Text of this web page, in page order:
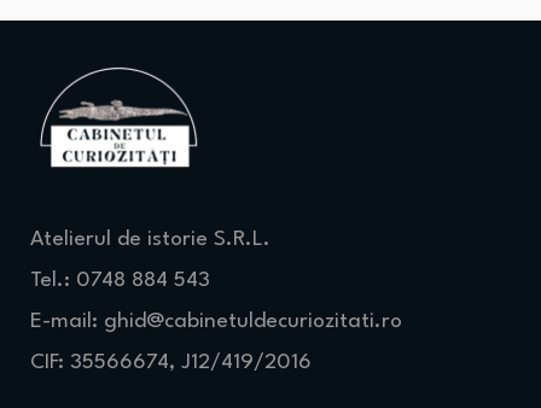
Atelierul de istorie S.R.L.
Tel.: 0748 884 543
E-mail: ghid@cabinetuldecuriozitati.ro
CIF: 35566674, J12/419/2016